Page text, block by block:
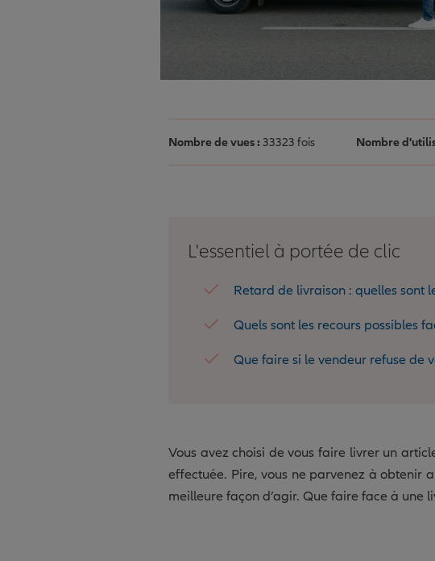
Nombre de vues : 33323 fois Nombre
L'essentiel à portée de clic
Retard de livraison : quelles sont
Quels sont les recours possibles
Que faire si le vendeur refuse de
Vous avez choisi de vous faire livrer un
effectuée. Pire, vous ne parvenez à obtenir
meilleure façon d’agir. Que faire face à